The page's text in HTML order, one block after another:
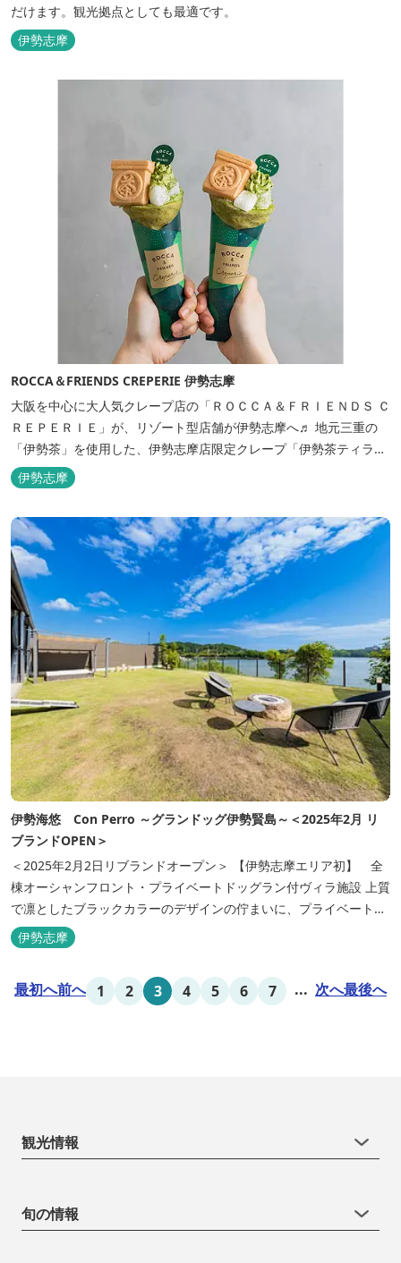
だけます。観光拠点としても最適です。
伊勢志摩
ROCCA＆FRIENDS CREPERIE 伊勢志摩
大阪を中心に大人気クレープ店の「ＲＯＣＣＡ＆ＦＲＩＥＮＤＳ Ｃ
ＲＥＰＥＲＩＥ」が、リゾート型店舗が伊勢志摩へ♬ 地元三重の
「伊勢茶」を使用した、伊勢志摩店限定クレープ「伊勢茶ティラミ
ス」をはじめ、まるで「パフェ」のような創作クレープを味わえま
す。 また季節に合わせて、期間限定クレープやドリンク種類も豊富
ですので、伊勢志摩旅行の際にはぜひお立ち寄りいただければと思
います。 店舗前のテラス...
伊勢志摩
伊勢海悠 Con Perro ～グランドッグ伊勢賢島～＜2025年2月 リ
ブランドOPEN＞
＜2025年2月2日リブランドオープン＞ 【伊勢志摩エリア初】 全
棟オーシャンフロント・プライベートドッグラン付ヴィラ施設 上質
で凛としたブラックカラーのデザインの佇まいに、プライベート感
溢れる客室。 客室に一歩入れば全室海に面したオーシャンフロン
ト。 颯爽とした広いプライベートドッグランと青色に輝く英虞湾を
入...
伊勢志摩
最初へ前へ 1 2 3 4 5 6 7 ... 次へ最後へ
観光情報
旬の情報